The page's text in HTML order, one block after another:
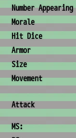
Combat &
Number Appearing
Morale
Hit Dice
Armor
Size
Movement
Attack
Ability
MS: